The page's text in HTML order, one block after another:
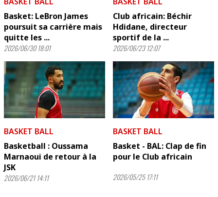
Basket: LeBron James
poursuit sa carrière mais
quitte les ...
2026/06/30 18:01
Club africain: Béchir
Hdidane, directeur
sportif de la ...
2026/06/23 12:07
BASKET BALL
Basketball : Oussama
Marnaoui de retour à la
JSK
2026/06/21 14:11
BASKET BALL
Basket - BAL: Clap de fin
pour le Club africain
2026/05/25 17:11